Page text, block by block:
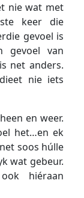
nie wat met
keer die
gevoel is
gevoel van
net anders.
nie iets
en weer.
het…en ek
soos húlle
wat gebeur.
hiéraan